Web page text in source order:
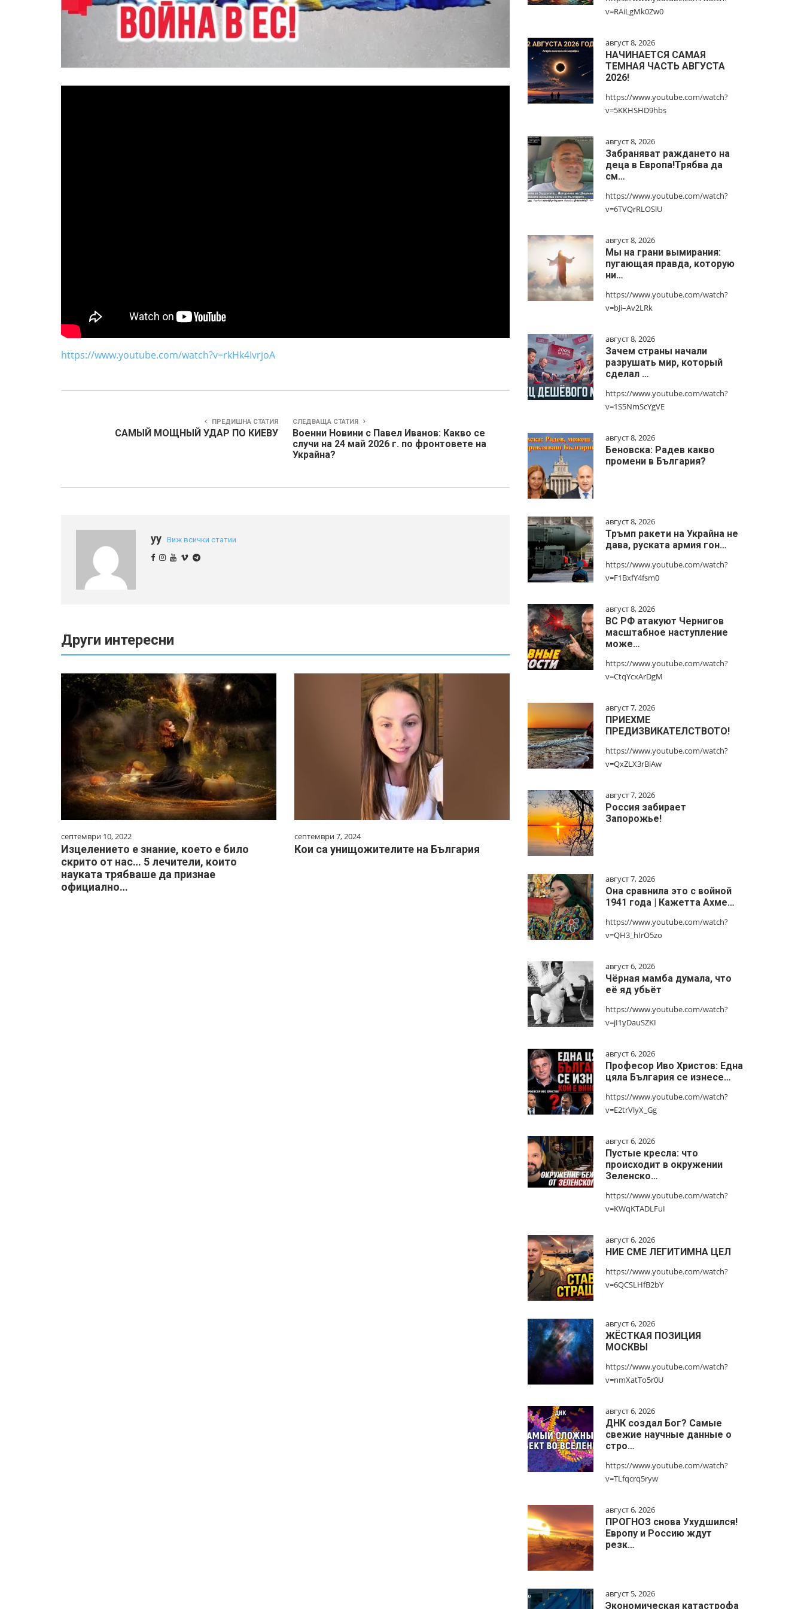
https://www.youtube.com/watch?v=rkHk4IvrjoA
ПРЕДИШНА СТАТИЯ
САМЫЙ МОЩНЫЙ УДАР ПО КИЕВУ
СЛЕДВАЩА СТАТИЯ
Военни Новини с Павел Иванов: Какво се
случи на 24 май 2026 г. по фронтовете на
Украйна?
yy Виж всички статии
Други интересни
септември 10, 2022
Изцелението е знание, което е било
скрито от нас… 5 лечители, които
науката трябваше да признае
официално…
септември 7, 2024
Кои са унищожителите на България
v=RAiLgMk0Zw0
август 8, 2026
НАЧИНАЕТСЯ САМАЯ
ТЕМНАЯ ЧАСТЬ АВГУСТА
2026!
https://www.youtube.com/watch?
v=5KKHSHD9hbs
август 8, 2026
Забраняват раждането на
деца в Европа!Трябва да
см…
https://www.youtube.com/watch?
v=6TVQrRLOSlU
август 8, 2026
Мы на грани вымирания:
пугающая правда, которую
ни…
https://www.youtube.com/watch?
v=bJi–Av2LRk
август 8, 2026
Зачем страны начали
разрушать мир, который
сделал …
https://www.youtube.com/watch?
v=1S5NmScYgVE
август 8, 2026
Беновска: Радев какво
промени в България?
август 8, 2026
Тръмп ракети на Украйна не
дава, руската армия гон…
https://www.youtube.com/watch?
v=F1BxfY4fsm0
август 8, 2026
ВС РФ атакуют Чернигов
масштабное наступление
може…
https://www.youtube.com/watch?
v=CtqYcxArDgM
август 7, 2026
ПРИЕХМЕ
ПРЕДИЗВИКАТЕЛСТВОТО!
https://www.youtube.com/watch?
v=QxZLX3rBiAw
август 7, 2026
Россия забирает
Запорожье!
август 7, 2026
Она сравнила это с войной
1941 года | Кажетта Ахме…
https://www.youtube.com/watch?
v=QH3_hIrO5zo
август 6, 2026
Чёрная мамба думала, что
её яд убьёт
https://www.youtube.com/watch?
v=jI1yDauSZKI
август 6, 2026
Професор Иво Христов: Една
цяла България се изнесе…
https://www.youtube.com/watch?
v=E2trVlyX_Gg
август 6, 2026
Пустые кресла: что
происходит в окружении
Зеленско…
https://www.youtube.com/watch?
v=KWqKTADLFuI
август 6, 2026
НИЕ СМЕ ЛЕГИТИМНА ЦЕЛ
https://www.youtube.com/watch?
v=6QCSLHfB2bY
август 6, 2026
ЖЁСТКАЯ ПОЗИЦИЯ
МОСКВЫ
https://www.youtube.com/watch?
v=nmXatTo5r0U
август 6, 2026
ДНК создал Бог? Самые
свежие научные данные о
стро…
https://www.youtube.com/watch?
v=TLfqcrq5ryw
август 6, 2026
ПРОГНОЗ снова Ухудшился!
Европу и Россию ждут
резк…
август 5, 2026
Экономическая катастрофа